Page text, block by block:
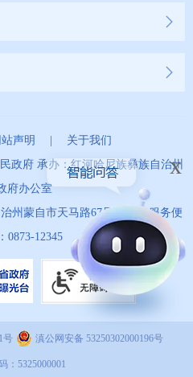
站声明 | 关于我们
政府 承办：红河哈尼族彝族自治州
府办公室
州蒙自市天马路67号 政务服务便
0873-12345
x
号 滇公网安备 53250302000196号
：5325000001